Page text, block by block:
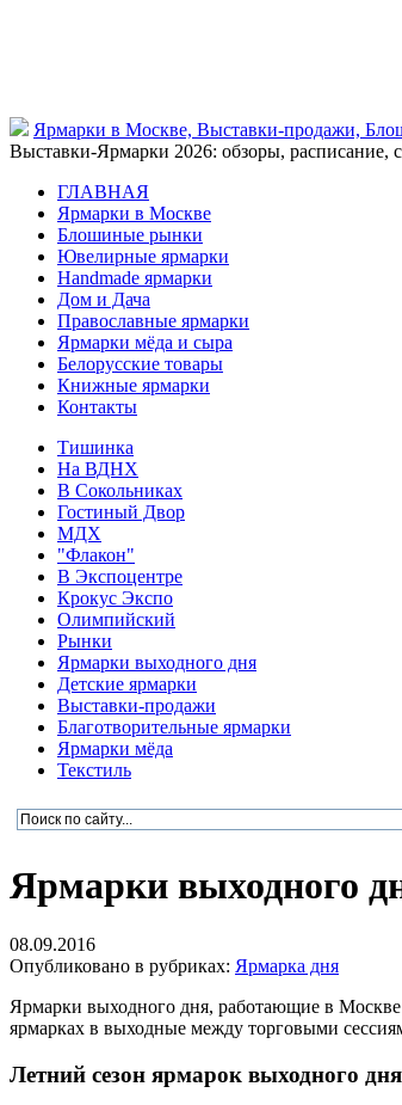
Ярмарки в Москве, Выставки-продажи,
Выставки-Ярмарки 2026: обзоры, расписание,
ГЛАВНАЯ
Ярмарки в Москве
Блошиные рынки
Ювелирные ярмарки
Нandmade ярмарки
Дом и Дача
Православные ярмарки
Ярмарки мёда и сыра
Белорусские товары
Книжные ярмарки
Контакты
Тишинка
На ВДНХ
В Сокольниках
Гостиный Двор
МДХ
"Флакон"
В Экспоцентре
Крокус Экспо
Олимпийский
Рынки
Ярмарки выходного дня
Детские ярмарки
Выставки-продажи
Благотворительные ярмарки
Ярмарки мёда
Текстиль
Ярмарки выходного
08.09.2016
Опубликовано в рубриках: Ярмарка дня
Ярмарки выходного дня, работающие в Москве
ярмарках в выходные между торговыми
Летний сезон ярмарок выходного